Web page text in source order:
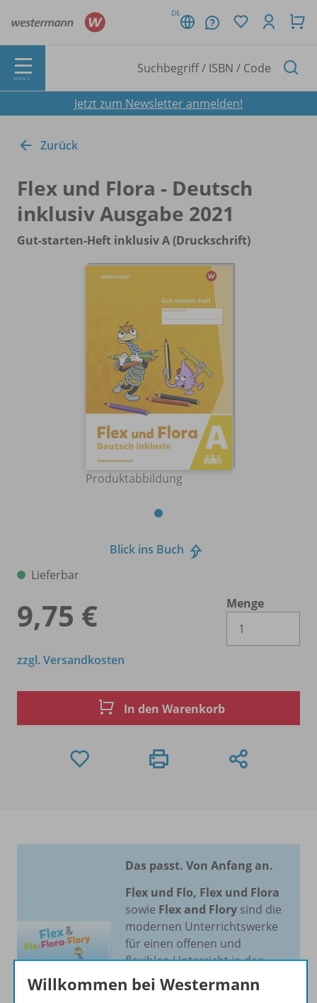
DE
MENÜ
Jetzt zum Newsletter anmelden!
Zurück
Flex und Flora - Deutsch
inklusiv Ausgabe 2021
Gut-starten-Heft inklusiv A (Druckschrift)
Produktabbildung
Blick ins Buch
Lieferbar
9,75 €
Menge
zzgl. Versandkosten
In den Warenkorb
Das passt. Von Anfang an.
Flex und Flo, Flex und Flora
sowie Flex and Flory sind die
modernen Unterrichtswerke
für einen offenen und
flexiblen Unterricht in den
FächernMathematik,
DeutschundEnglisch.
Willkommen bei Westermann